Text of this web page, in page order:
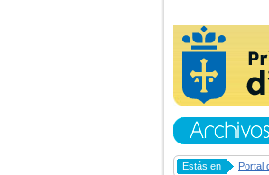
Estás en Portal